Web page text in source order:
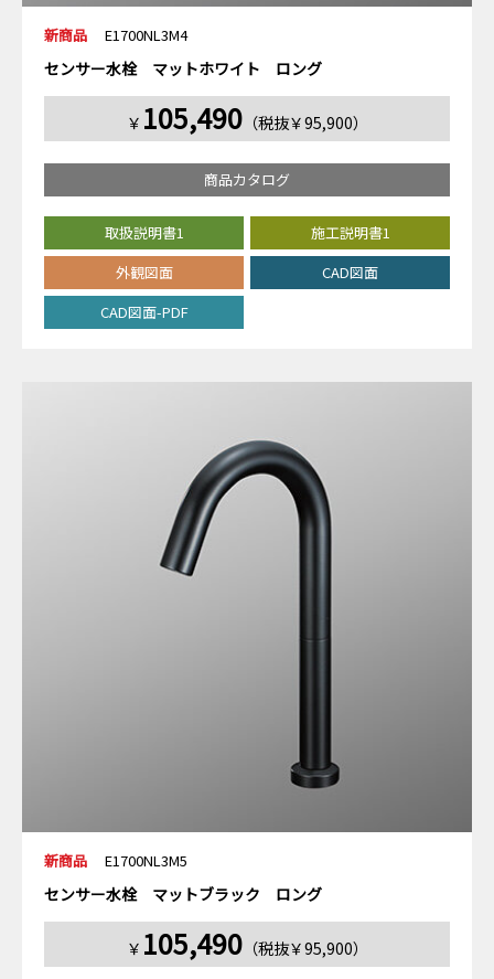
新商品 E1700NL3M4
センサー水栓 マットホワイト ロング
￥ 105,490（税抜￥95,900）
商品カタログ
取扱説明書1
施工説明書1
外観図面
CAD図面
CAD図面-PDF
新商品 E1700NL3M5
センサー水栓 マットブラック ロング
￥ 105,490（税抜￥95,900）